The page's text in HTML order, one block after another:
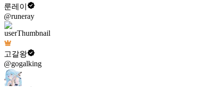
룬레이
@runeray
고갈왕
@gogalking